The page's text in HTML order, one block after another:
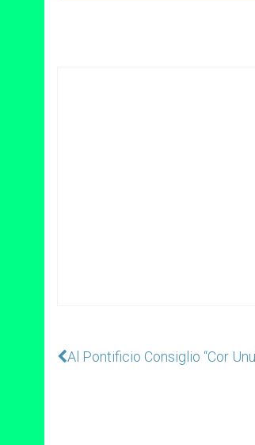
Al Pontificio Consiglio “Cor